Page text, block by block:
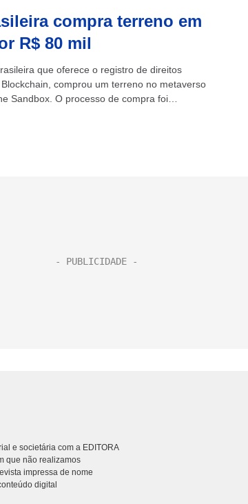
compra terreno em
R$ 80 mil
que oferece o registro de direitos
comprou um terreno no metaverso
Sandbox. O processo de compra foi
e societária com a EDITORA
que não realizamos
impressa de nome
digital